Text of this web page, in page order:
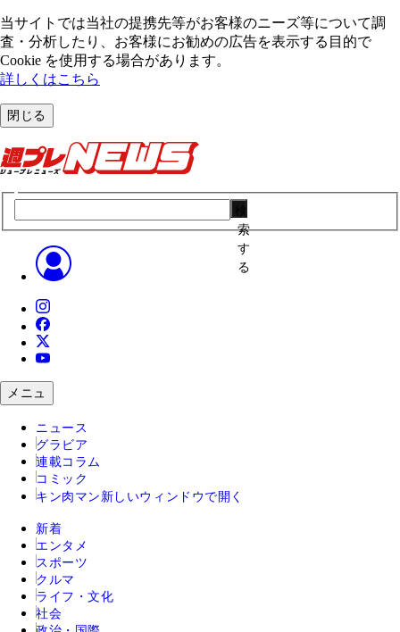
当サイトでは当社の提携先等がお客様のニーズ等について調
査・分析したり、お客様にお勧めの広告を表⽰する⽬的で
Cookie を使⽤する場合があります。
詳しくはこちら
閉じる
索
す
る
メニュ
ニュース
グラビア
連載コラム
コミック
キン肉マン 新しいウィンドウで開く
新着
エンタメ
スポーツ
クルマ
ライフ・文化
社会